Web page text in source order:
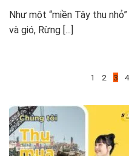
Như một “miền Tây thu
và gió, Rừng [...]
1 2 3 4